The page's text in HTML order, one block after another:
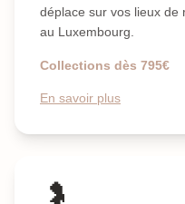
déplace sur vos lieux de
au Luxembourg.
Collections dès 795€
En savoir plus